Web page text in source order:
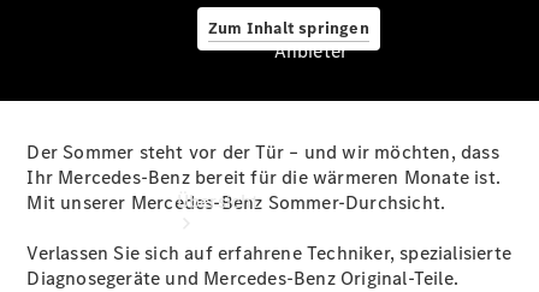
Zum Inhalt springen
Anbieter
Übersicht
Anbieter
Der Sommer steht vor der Tür – und wir möchten, dass
Ihr Mercedes-Benz bereit für die wärmeren Monate ist.
Mit unserer Mercedes-Benz Sommer-Durchsicht.
Verlassen Sie sich auf erfahrene Techniker, spezialisierte
Diagnosegeräte und Mercedes-Benz Original-Teile.